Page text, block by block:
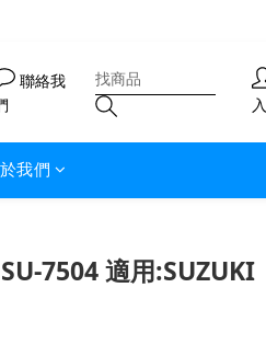
聯絡我
入
我們
7504 適用:SUZUKI